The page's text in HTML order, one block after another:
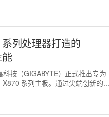
列处理器打造的
技（GIGABYTE）正式推出专为
系列主板。通过尖端创新的...